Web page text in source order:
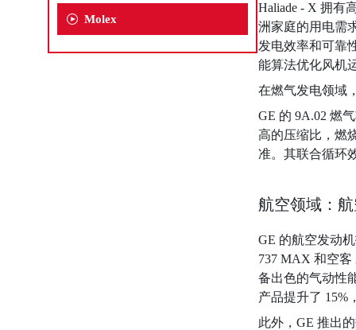
Molex
Haliade - X 拥有
洲家庭的用电需
发电效率和可靠
能算法优化风机
在燃气发电领域
GE 的 9A.02 燃
高的压缩比，燃
准。其联合循环
航空领域：
GE 的航空发动
737 MAX 和空
备出色的气动性
产品提升了 15%
此外，GE 推出